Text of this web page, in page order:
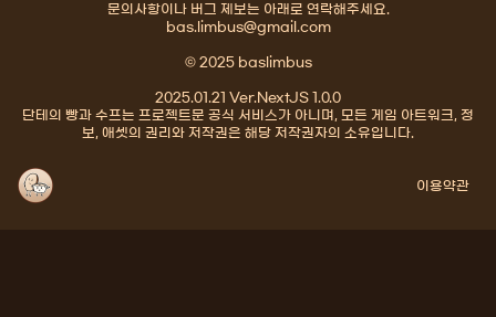
문의사항이나 버그 제보는 아래로 연락해주세요.
bas.limbus@gmail.com
© 2025 baslimbus
2025.01.21 Ver.NextJS 1.0.0
단테의 빵과 수프는 프로젝트문 공식 서비스가 아니며, 모든 게임 아트워크, 정
보, 애셋의 권리와 저작권은 해당 저작권자의 소유입니다.
이용약관